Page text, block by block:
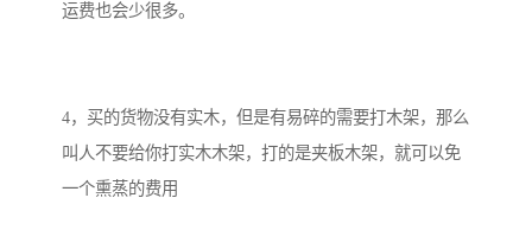
运费也会少很多。
4，买的货物没有实木，但是有易碎的需要打木架，那么
叫人不要给你打实木木架，打的是夹板木架，就可以免
一个熏蒸的费用